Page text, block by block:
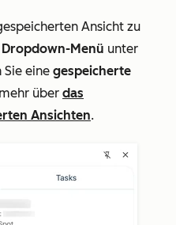
Ansicht zu
Dropdown-Menü unter
Sie eine gespeicherte
über das
Ansichten.